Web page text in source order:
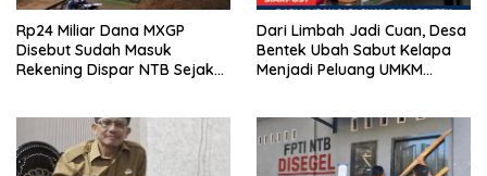
Rp24 Miliar Dana MXGP
Disebut Sudah Masuk
Rekening Dispar NTB Sejak
Dari Limbah Jadi Cuan, Desa
Bentek Ubah Sabut Kelapa
Menjadi Peluang UMKM